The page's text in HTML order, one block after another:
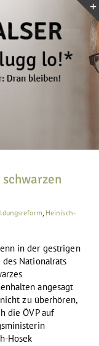
, Heinisch-
in der gestrigen
Nationalrats
angesagt
zu überhören,
die ÖVP auf
Hosek